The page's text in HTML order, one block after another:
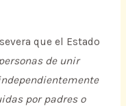
que el Estado
de unir
por padres o